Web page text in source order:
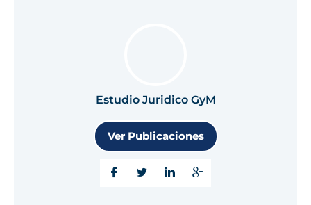
Estudio Juridico GyM
Ver Publicaciones